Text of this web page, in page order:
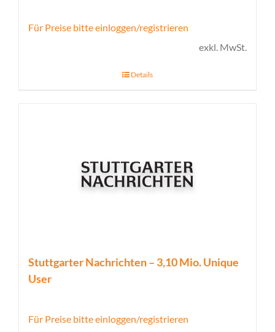
Für Preise bitte einloggen/registrieren
exkl. MwSt.
Details
Stuttgarter Nachrichten – 3,10 Mio. Unique
User
Für Preise bitte einloggen/registrieren